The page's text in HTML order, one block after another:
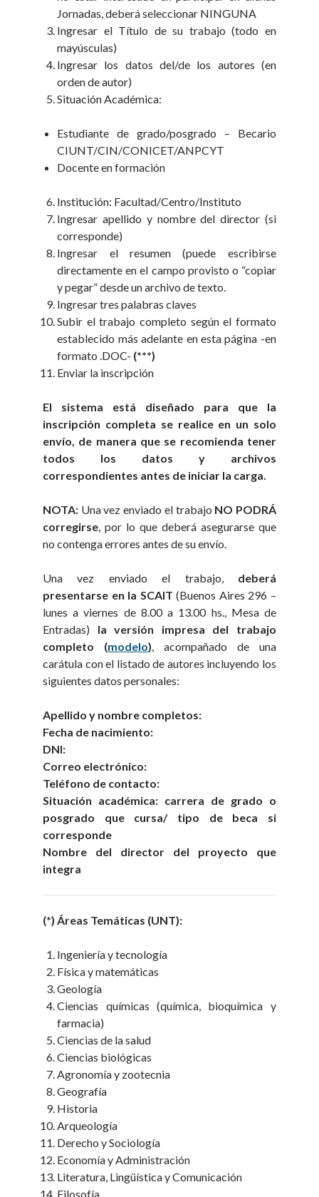
Jornadas, deberá seleccionar NINGUNA
Ingresar el Título de su trabajo (todo en
mayúsculas)
Ingresar los datos del/de los autores (en
orden de autor)
Situación Académica:
Estudiante de grado/posgrado – Becario
CIUNT/CIN/CONICET/ANPCYT
Docente en formación
Institución: Facultad/Centro/Instituto
Ingresar apellido y nombre del director (si
corresponde)
Ingresar el resumen (puede escribirse
directamente en el campo provisto o “copiar
y pegar” desde un archivo de texto.
Ingresar tres palabras claves
Subir el trabajo completo según el formato
establecido más adelante en esta página -en
formato .DOC- (***)
Enviar la inscripción
El sistema está diseñado para que la
inscripción completa se realice en un solo
envío, de manera que se recomienda tener
todos los datos y archivos
correspondientes antes de iniciar la carga.
NOTA: Una vez enviado el trabajo NO PODRÁ
corregirse, por lo que deberá asegurarse que
no contenga errores antes de su envío.
Una vez enviado el trabajo, deberá
presentarse en la SCAIT (Buenos Aires 296 –
lunes a viernes de 8.00 a 13.00 hs., Mesa de
Entradas) la versión impresa del trabajo
completo (modelo), acompañado de una
carátula con el listado de autores incluyendo los
siguientes datos personales:
Apellido y nombre completos:
Fecha de nacimiento:
DNI:
Correo electrónico:
Teléfono de contacto:
Situación académica: carrera de grado o
posgrado que cursa/ tipo de beca si
corresponde
Nombre del director del proyecto que
integra
(*) Áreas Temáticas (UNT):
Ingeniería y tecnología
Física y matemáticas
Geología
Ciencias químicas (química, bioquímica y
farmacia)
Ciencias de la salud
Ciencias biológicas
Agronomía y zootecnia
Geografía
Historia
Arqueología
Derecho y Sociología
Economía y Administración
Literatura, Lingüística y Comunicación
Filosofía